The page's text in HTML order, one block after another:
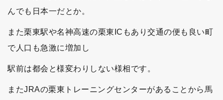
んでも日本一だとか。
また栗東駅や名神高速の栗東ICもあり交通の便も良い町
で人口も急激に増加し
駅前は都会と様変わりしない様相です。
またJRAの栗東トレーニングセンターがあることから馬